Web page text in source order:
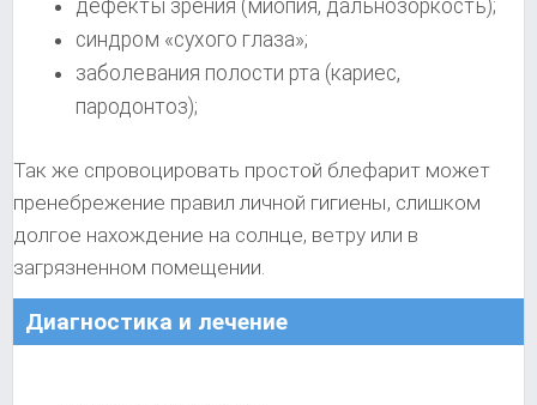
дефекты зрения (миопия, дальнозоркость);
синдром «сухого глаза»;
заболевания полости рта (кариес,
пародонтоз);
Так же спровоцировать простой блефарит может
пренебрежение правил личной гигиены, слишком
долгое нахождение на солнце, ветру или в
загрязненном помещении.
Диагностика и лечение